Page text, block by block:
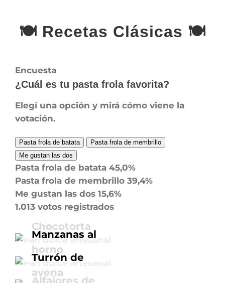
🍽️ Recetas Clásicas 🍽️
Encuesta
¿Cuál es tu pasta frola favorita?
Elegí una opción y mirá cómo viene la
votación.
Pasta frola de batata
Pasta frola de membrillo
Me gustan las dos
Pasta frola de batata 45,0%
Pasta frola de membrillo 39,4%
Me gustan las dos 15,6%
1.013 votos registrados
Chocotorta
Manzanas al
horno
Turrón de
avena